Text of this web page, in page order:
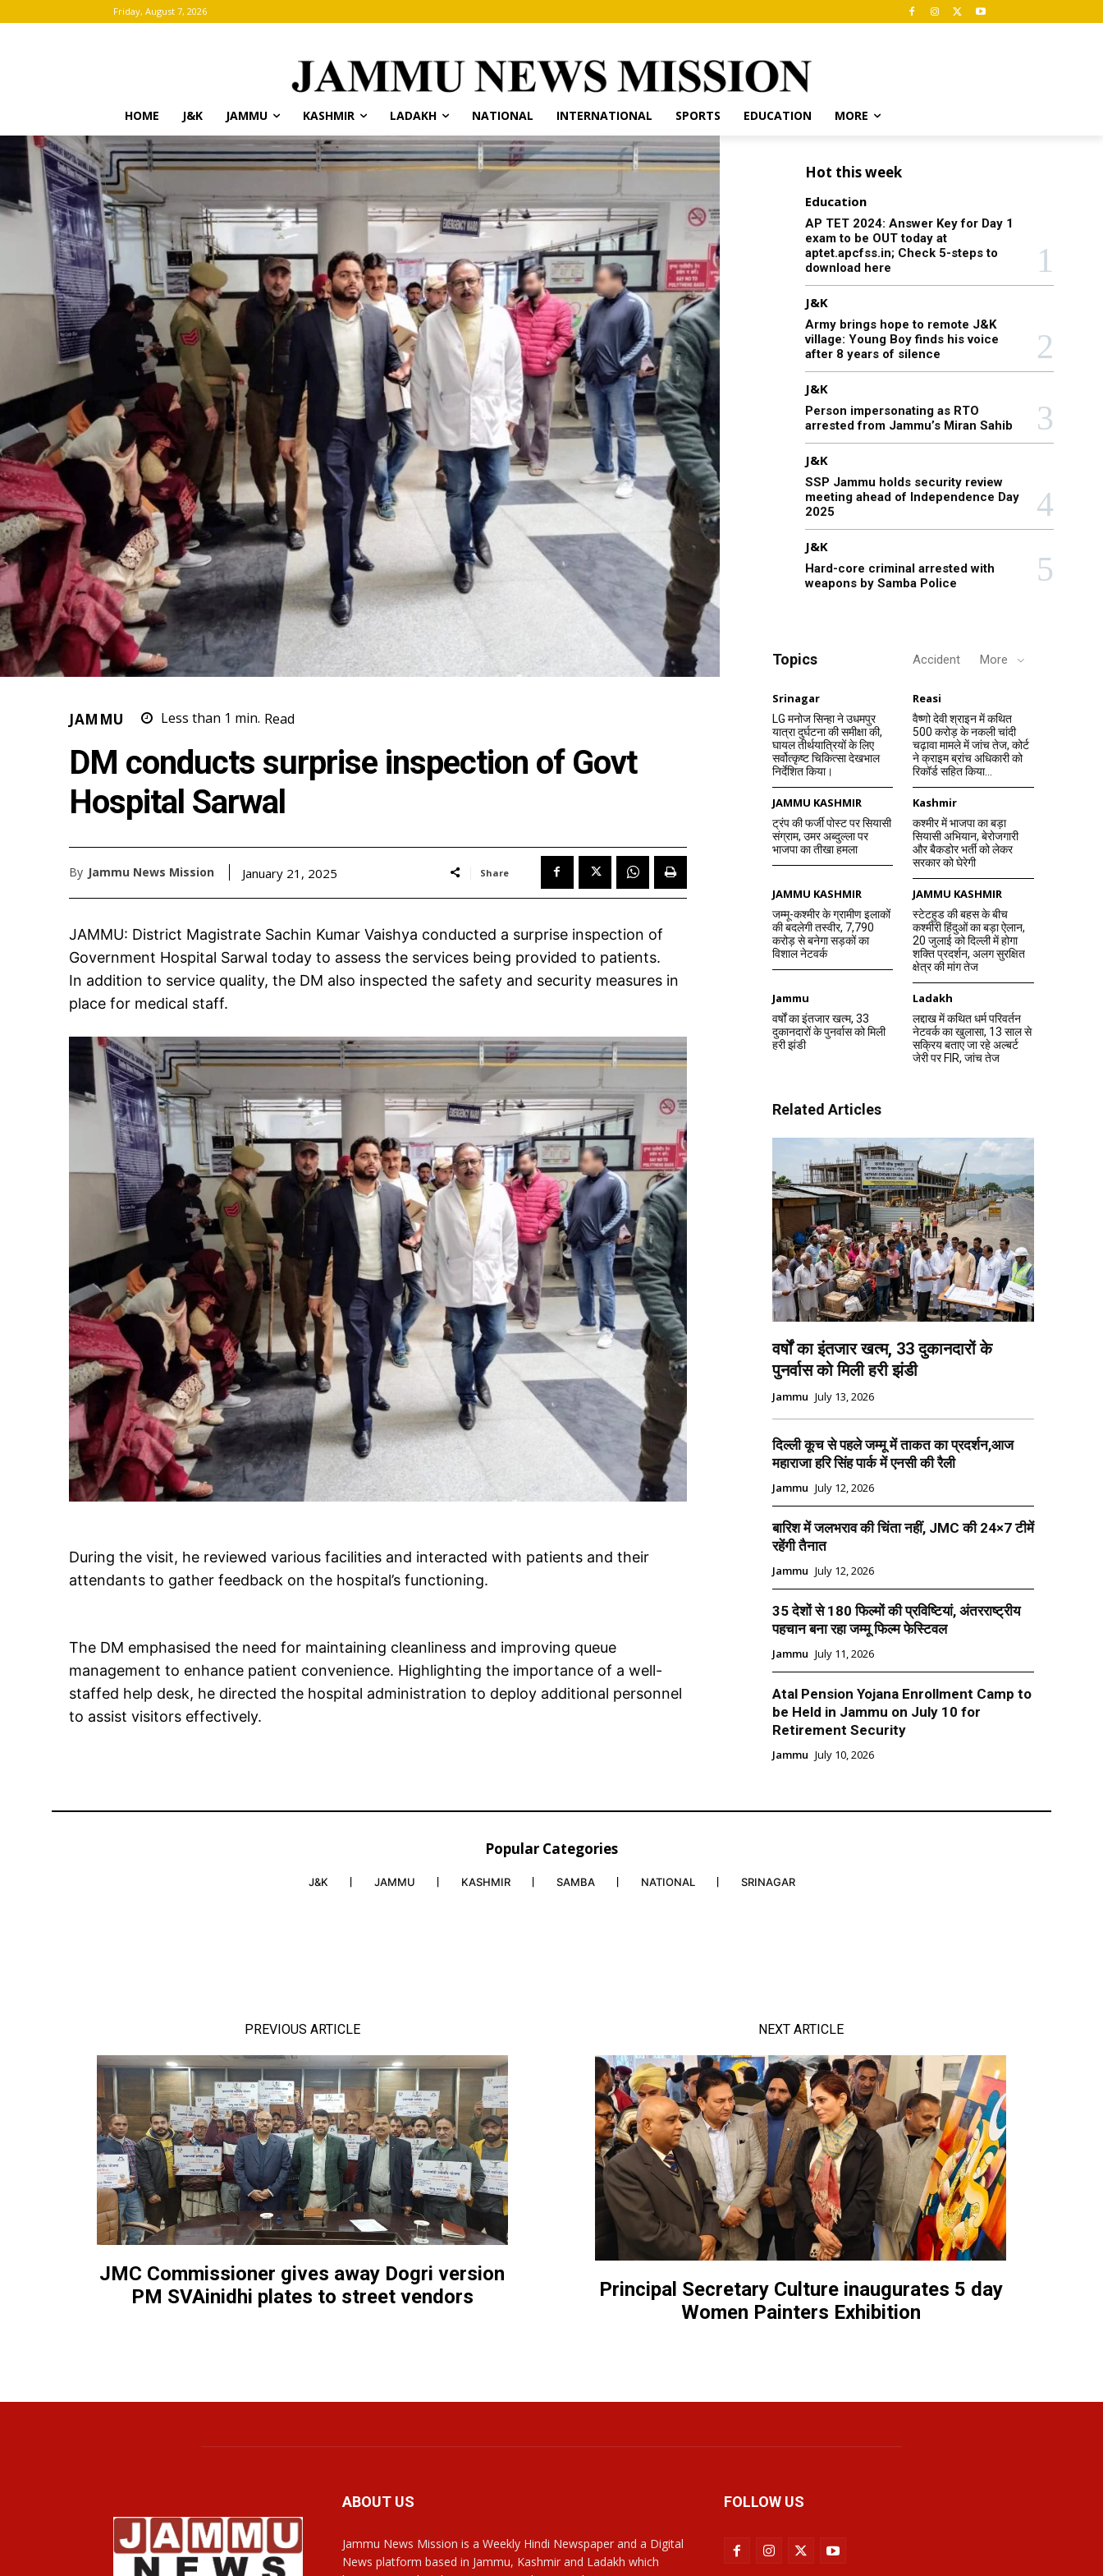
Friday, August 7, 2026
HOME J&K JAMMU KASHMIR LADAKH NATIONAL INTERNATIONAL SPORTS EDUCATION MORE
JAMMU Less than 1 min. Read
DM conducts surprise inspection of Govt
Hospital Sarwal
By Jammu News Mission January 21, 2025 Share
JAMMU: District Magistrate Sachin Kumar Vaishya conducted a surprise inspection of
Government Hospital Sarwal today to assess the services being provided to patients.
In addition to service quality, the DM also inspected the safety and security measures in
place for medical staff.
During the visit, he reviewed various facilities and interacted with patients and their
attendants to gather feedback on the hospital’s functioning.
The DM emphasised the need for maintaining cleanliness and improving queue
management to enhance patient convenience. Highlighting the importance of a well-
staffed help desk, he directed the hospital administration to deploy additional personnel
to assist visitors effectively.
Hot this week
Education
AP TET 2024: Answer Key for Day 1
exam to be OUT today at
aptet.apcfss.in; Check 5-steps to
download here
J&K
Army brings hope to remote J&K
village: Young Boy finds his voice
after 8 years of silence
J&K
Person impersonating as RTO
arrested from Jammu’s Miran Sahib
J&K
SSP Jammu holds security review
meeting ahead of Independence Day
2025
J&K
Hard-core criminal arrested with
weapons by Samba Police
Topics Accident More
Srinagar
LG मनोज सिन्हा ने उधमपुर
यात्रा दुर्घटना की समीक्षा की,
घायल तीर्थयात्रियों के लिए
सर्वोत्कृष्ट चिकित्सा देखभाल
निर्देशित किया।
Reasi
वैष्णो देवी श्राइन में कथित
500 करोड़ के नकली चांदी
चढ़ावा मामले में जांच तेज, कोर्ट
ने क्राइम ब्रांच अधिकारी को
रिकॉर्ड सहित किया...
JAMMU KASHMIR
ट्रंप की फर्जी पोस्ट पर सियासी
संग्राम, उमर अब्दुल्ला पर
भाजपा का तीखा हमला
Kashmir
कश्मीर में भाजपा का बड़ा
सियासी अभियान, बेरोजगारी
और बैकडोर भर्ती को लेकर
सरकार को घेरेगी
JAMMU KASHMIR
जम्मू-कश्मीर के ग्रामीण इलाकों
की बदलेगी तस्वीर, 7,790
करोड़ से बनेगा सड़कों का
विशाल नेटवर्क
JAMMU KASHMIR
स्टेटहुड की बहस के बीच
कश्मीरी हिंदुओं का बड़ा ऐलान,
20 जुलाई को दिल्ली में होगा
शक्ति प्रदर्शन, अलग सुरक्षित
क्षेत्र की मांग तेज
Jammu
वर्षों का इंतजार खत्म, 33
दुकानदारों के पुनर्वास को मिली
हरी झंडी
Ladakh
लद्दाख में कथित धर्म परिवर्तन
नेटवर्क का खुलासा, 13 साल से
सक्रिय बताए जा रहे अल्बर्ट
जेरी पर FIR, जांच तेज
Related Articles
वर्षों का इंतजार खत्म, 33 दुकानदारों के
पुनर्वास को मिली हरी झंडी
Jammu July 13, 2026
दिल्ली कूच से पहले जम्मू में ताकत का प्रदर्शन,आज
महाराजा हरि सिंह पार्क में एनसी की रैली
Jammu July 12, 2026
बारिश में जलभराव की चिंता नहीं, JMC की 24×7 टीमें
रहेंगी तैनात
Jammu July 12, 2026
35 देशों से 180 फिल्मों की प्रविष्टियां, अंतरराष्ट्रीय
पहचान बना रहा जम्मू फिल्म फेस्टिवल
Jammu July 11, 2026
Atal Pension Yojana Enrollment Camp to
be Held in Jammu on July 10 for
Retirement Security
Jammu July 10, 2026
Popular Categories
J&K JAMMU KASHMIR SAMBA NATIONAL SRINAGAR
PREVIOUS ARTICLE
JMC Commissioner gives away Dogri version
PM SVAinidhi plates to street vendors
NEXT ARTICLE
Principal Secretary Culture inaugurates 5 day
Women Painters Exhibition
ABOUT US
Jammu News Mission is a Weekly Hindi Newspaper and a Digital
News platform based in Jammu, Kashmir and Ladakh which
FOLLOW US